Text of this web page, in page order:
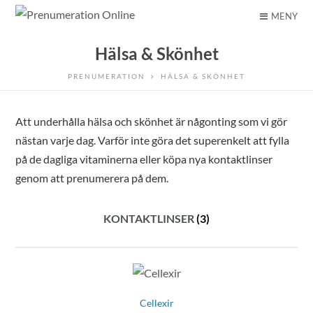
MENY
Hälsa & Skönhet
PRENUMERATION HÄLSA & SKÖNHET
Att underhålla hälsa och skönhet är någonting som vi gör
nästan varje dag. Varför inte göra det superenkelt att fylla
på de dagliga vitaminerna eller köpa nya kontaktlinser
genom att prenumerera på dem.
KONTAKTLINSER(3)
Cellexir